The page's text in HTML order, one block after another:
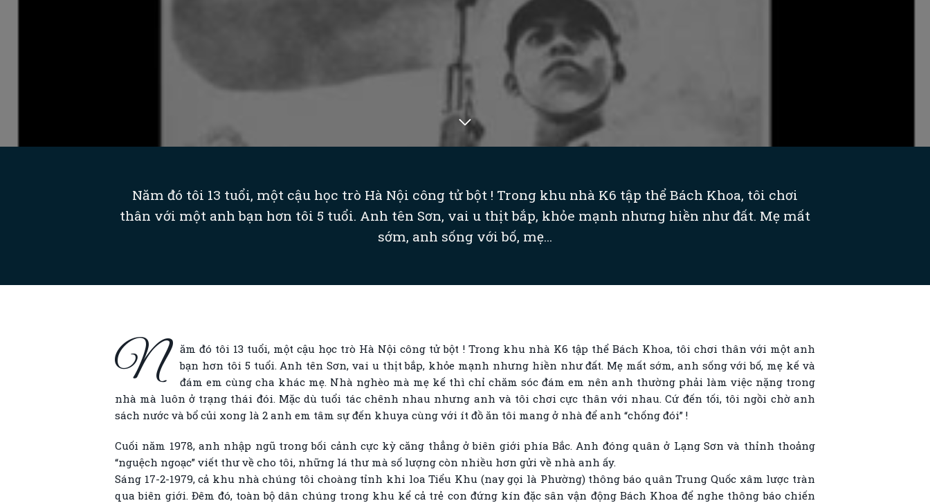
Năm đó tôi 13 tuổi, một cậu học trò Hà Nội công tử bột ! Trong khu nhà K6 tập thể Bách Khoa, tôi chơi
thân với một anh bạn hơn tôi 5 tuổi. Anh tên Sơn, vai u thịt bắp, khỏe mạnh nhưng hiền như đất. Mẹ mất
sớm, anh sống với bố, mẹ...
N
ăm đó tôi 13 tuổi, một cậu học trò Hà Nội công tử bột ! Trong khu nhà K6 tập thể Bách Khoa, tôi chơi thân với một anh
bạn hơn tôi 5 tuổi. Anh tên Sơn, vai u thịt bắp, khỏe mạnh nhưng hiền như đất. Mẹ mất sớm, anh sống với bố, mẹ kế và
đám em cùng cha khác mẹ. Nhà nghèo mà mẹ kế thì chỉ chăm sóc đám em nên anh thường phải làm việc nặng trong
nhà mà luôn ở trạng thái đói. Mặc dù tuổi tác chênh nhau nhưng anh và tôi chơi cực thân với nhau. Cứ đến tối, tôi ngồi chờ anh
sách nước và bổ củi xong là 2 anh em tâm sự đến khuya cùng với ít đồ ăn tôi mang ở nhà để anh “chống đói” !
Cuối năm 1978, anh nhập ngũ trong bối cảnh cực kỳ căng thẳng ở biên giới phía Bắc. Anh đóng quân ở Lạng Sơn và thỉnh thoảng
“nguệch ngoạc” viết thư về cho tôi, những lá thư mà số lượng còn nhiều hơn gửi về nhà anh ấy.
Sáng 17-2-1979, cả khu nhà chúng tôi choàng tỉnh khi loa Tiểu Khu (nay gọi là Phường) thông báo quân Trung Quốc xâm lược tràn
qua biên giới. Đêm đó, toàn bộ dân chúng trong khu kể cả trẻ con đứng kín đặc sân vận động Bách Khoa để nghe thông báo chiến